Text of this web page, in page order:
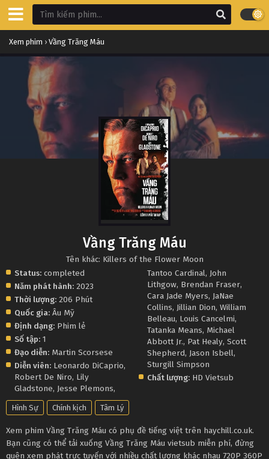
Xem phim › Vầng Trăng Máu
Vầng Trăng Máu
Tên khác: Killers of the Flower Moon
Status: completed
Năm phát hành: 2023
Thời lượng: 206 Phút
Quốc gia: Âu Mỹ
Định dạng: Phim lẻ
Số tập: 1
Đạo diễn: Martin Scorsese
Diễn viên: Leonardo DiCaprio,
Robert De Niro, Lily
Gladstone, Jesse Plemons,
Tantoo Cardinal, John
Lithgow, Brendan Fraser,
Cara Jade Myers, JaNae
Collins, Jillian Dion,William
Belleau, Louis Cancelmi,
Tatanka Means, Michael
Abbott Jr., Pat Healy,Scott
Shepherd, Jason Isbell,
Sturgill Simpson
Chất lượng: HD Vietsub
Hình Sự Chính kịch Tâm Lý
Xem phim Vầng Trăng Máu có phụ đề tiếng việt trên haychill.co.uk.
Bạn cũng có thể tải xuống Vầng Trăng Máu vietsub miễn phí, đừng
quên xem phát trực tuyến với nhiều chất lượng khác nhau 720P 360P